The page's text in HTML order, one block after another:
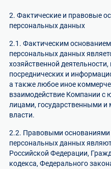
2. Фактические и правовые
персональных данных
2.1. Фактическим
персональных данных
хозяйственной
посреднических и
а также любое иное
взаимодействие Компании с
лицами, государственными
власти.
2.2. Правовыми
персональных данных
Российской Федерации,
кодекса, Федерального